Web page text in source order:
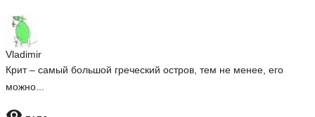
Vladimir
Крит – самый большой греческий остров, тем не менее, его
можно...